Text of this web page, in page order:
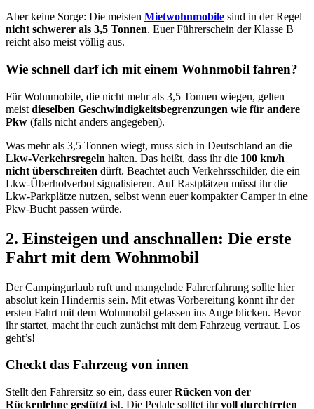
Aber keine Sorge: Die meisten Mietwohnmobile sind in der Regel
nicht schwerer als 3,5 Tonnen. Euer Führerschein der Klasse B
reicht also meist völlig aus.
Wie schnell darf ich mit einem Wohnmobil fahren?
Für Wohnmobile, die nicht mehr als 3,5 Tonnen wiegen, gelten
meist dieselben Geschwindigkeitsbegrenzungen wie für andere
Pkw (falls nicht anders angegeben).
Was mehr als 3,5 Tonnen wiegt, muss sich in Deutschland an die
Lkw-Verkehrsregeln halten. Das heißt, dass ihr die 100 km/h
nicht überschreiten dürft. Beachtet auch Verkehrsschilder, die ein
Lkw-Überholverbot signalisieren. Auf Rastplätzen müsst ihr die
Lkw-Parkplätze nutzen, selbst wenn euer kompakter Camper in eine
Pkw-Bucht passen würde.
2. Einsteigen und anschnallen: Die erste
Fahrt mit dem Wohnmobil
Der Campingurlaub ruft und mangelnde Fahrerfahrung sollte hier
absolut kein Hindernis sein. Mit etwas Vorbereitung könnt ihr der
ersten Fahrt mit dem Wohnmobil gelassen ins Auge blicken. Bevor
ihr startet, macht ihr euch zunächst mit dem Fahrzeug vertraut. Los
geht’s!
Checkt das Fahrzeug von innen
Stellt den Fahrersitz so ein, dass eurerRücken von der
Rückenlehne gestützt ist. Die Pedale solltet ihrvoll durchtreten